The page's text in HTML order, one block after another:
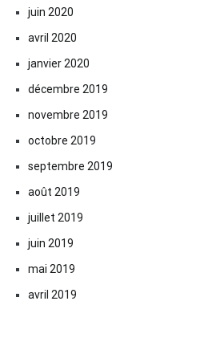
juin 2020
avril 2020
janvier 2020
décembre 2019
novembre 2019
octobre 2019
septembre 2019
août 2019
juillet 2019
juin 2019
mai 2019
avril 2019